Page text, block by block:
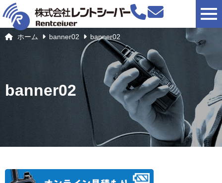
ホーム banner02 banner02
banner02